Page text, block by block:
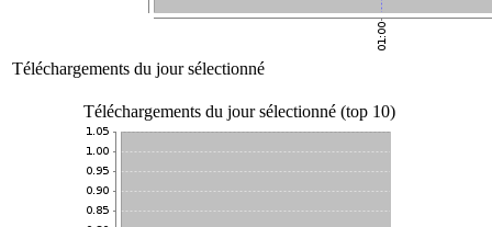
Téléchargements du jour sélectionné
Téléchargements du jour sélectionné (top 10)